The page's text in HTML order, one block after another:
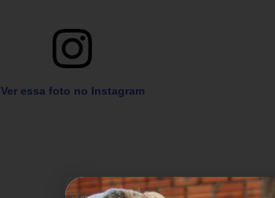
Ver essa foto no Instagram